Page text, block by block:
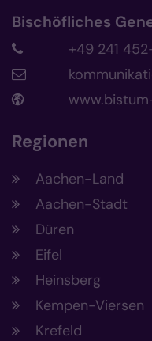
Bischöfliches
+49 241
Regionen
Aachen-Land
Aachen-Stadt
Düren
Eifel
Heinsberg
Kempen-Viersen
Krefeld